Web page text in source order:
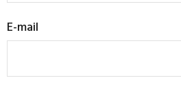
E-mail